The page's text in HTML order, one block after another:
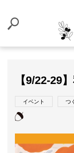
【9/22-29
イベント つ